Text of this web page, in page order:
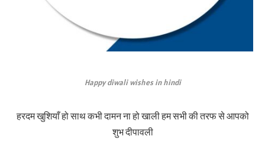
Happy diwali wishes in hindi
हरदम खुशियाँ हो साथ कभी दामन ना हो खाली हम सभी की तरफ से आपको
शुभ दीपावली